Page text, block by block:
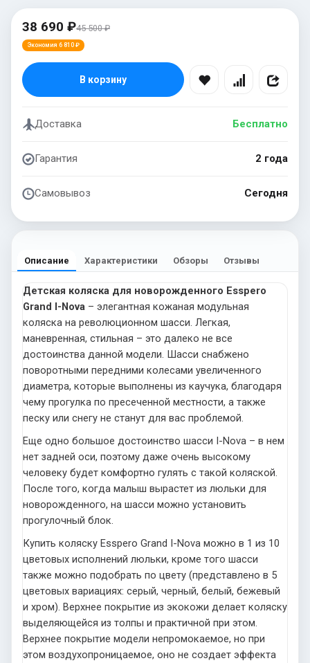
38 690 ₽45 500 ₽
Экономия 6 810 ₽
В корзину
Доставка Бесплатно
Гарантия 2 года
Самовывоз Сегодня
Описание Характеристики Обзоры Отзывы
Детская коляска для новорожденного Esspero
Grand I-Nova – элегантная кожаная модульная
коляска на революционном шасси. Легкая,
маневренная, стильная – это далеко не все
достоинства данной модели. Шасси снабжено
поворотными передними колесами увеличенного
диаметра, которые выполнены из каучука, благодаря
чему прогулка по пресеченной местности, а также
песку или снегу не станут для вас проблемой.
Еще одно большое достоинство шасси I-Nova – в нем
нет задней оси, поэтому даже очень высокому
человеку будет комфортно гулять с такой коляской.
После того, когда малыш вырастет из люльки для
новорожденного, на шасси можно установить
прогулочный блок.
Купить коляску Esspero Grand I-Nova можно в 1 из 10
цветовых исполнений люльки, кроме того шасси
также можно подобрать по цвету (представлено в 5
цветовых вариациях: серый, черный, белый, бежевый
и хром). Верхнее покрытие из экокожи делает коляску
выделяющейся из толпы и практичной при этом.
Верхнее покрытие модели непромокаемое, но при
этом воздухопроницаемое, оно не создает эффекта